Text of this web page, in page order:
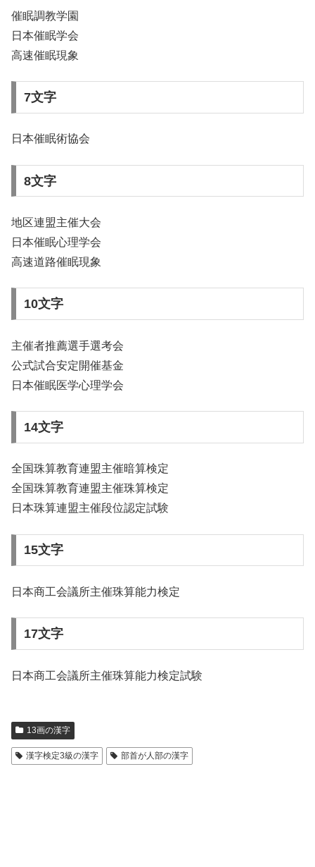
催眠調教学園
日本催眠学会
高速催眠現象
7文字
日本催眠術協会
8文字
地区連盟主催大会
日本催眠心理学会
高速道路催眠現象
10文字
主催者推薦選手選考会
公式試合安定開催基金
日本催眠医学心理学会
14文字
全国珠算教育連盟主催暗算検定
全国珠算教育連盟主催珠算検定
日本珠算連盟主催段位認定試験
15文字
日本商工会議所主催珠算能力検定
17文字
日本商工会議所主催珠算能力検定試験
13画の漢字
漢字検定3級の漢字 部首が人部の漢字